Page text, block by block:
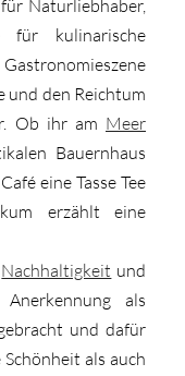
Naturliebhaber,
für kulinarische
und den Reichtum
Ob ihr am Meer
Bauernhaus
eine Tasse Tee
erzählt eine
Nachhaltigkeit und
als
und dafür
als auch